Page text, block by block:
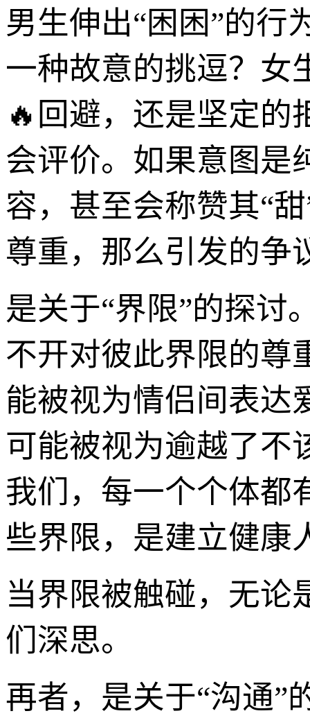
男生伸出“困困”的行
一种故意的挑逗？女
🔥回避，还是坚定的
会评价。如果意图是
容，甚至会称赞其“
尊重，那么引发的争
是关于“界限”的探讨
不开对彼此界限的尊
能被视为情侣间表达
可能被视为逾越了不
我们，每一个个体都
些界限，是建立健康
当界限被触碰，无论
们深思。
再者，是关于“沟通”